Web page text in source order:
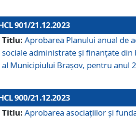
901/21.12.2023
Titlu: Aprobarea Planului anual de
sociale administrate și finanțate din
al Municipiului Brașov, pentru anul
900/21.12.2023
Titlu: Aprobarea asociațiilor şi